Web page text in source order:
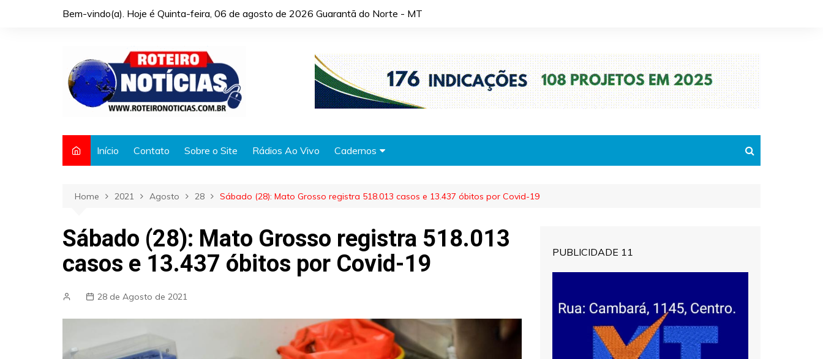
Bem-vindo(a). Hoje é Quinta-feira, 06 de agosto de 2026 Guarantã do Norte - MT
Início Contato Sobre o Site Rádios Ao Vivo Cadernos
Automóveis
Cidades
Cultura
Fama e TV
Justiça
Home 2021 Agosto 28 Sábado (28): Mato Grosso registra 518.013 casos e 13.437 óbitos por Covid-19
Sábado (28): Mato Grosso registra 518.013
casos e 13.437 óbitos por Covid-19
28 de Agosto de 2021
PUBLICIDADE 11